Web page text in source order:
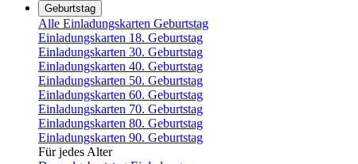
Geburtstag
Alle Einladungskarten Geburtstag
Einladungskarten 18. Geburtstag
Einladungskarten 30. Geburtstag
Einladungskarten 40. Geburtstag
Einladungskarten 50. Geburtstag
Einladungskarten 60. Geburtstag
Einladungskarten 70. Geburtstag
Einladungskarten 80. Geburtstag
Einladungskarten 90. Geburtstag
Für jedes Alter